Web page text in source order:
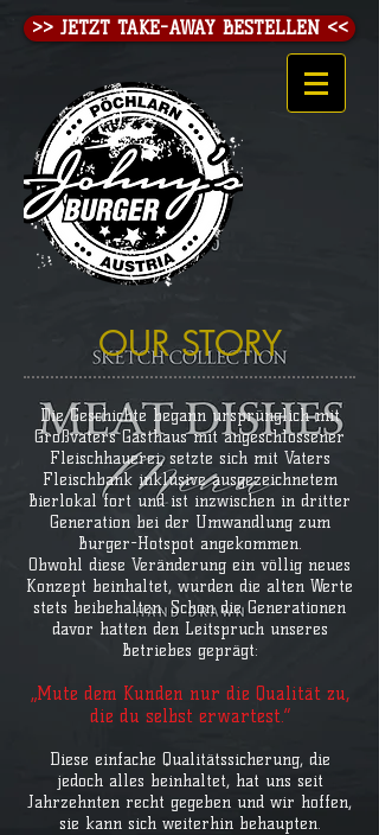
>> JETZT TAKE-AWAY BESTELLEN <<
OUR STORY
Die Geschichte begann ursprünglich mit
Großvaters Gasthaus mit angeschlossener
Fleischhauerei, setzte sich mit Vaters
Fleischbank inklusive ausgezeichnetem
Bierlokal fort und ist inzwischen in dritter
Generation bei der Umwandlung zum
Burger-Hotspot angekommen.
Obwohl diese Veränderung ein völlig neues
Konzept beinhaltet, wurden die alten Werte
stets beibehalten. Schon die Generationen
davor hatten den Leitspruch unseres
Betriebes geprägt:
„Mute dem Kunden nur die Qualität zu,
die du selbst erwartest.“
Diese einfache Qualitätssicherung, die
jedoch alles beinhaltet, hat uns seit
Jahrzehnten recht gegeben und wir hoffen,
sie kann sich weiterhin behaupten.